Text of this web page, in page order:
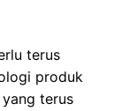
terus
produk
terus